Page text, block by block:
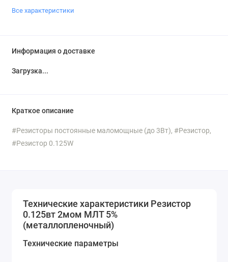
Все характеристики
Информация о доставке
Загрузка...
Краткое описание
#Резисторы постоянные маломощные (до 3Вт), #Резистор,
#Резистор 0.125W
Технические характеристики Резистор
0.125вт 2мом МЛТ 5%
(металлопленочный)
Технические параметры